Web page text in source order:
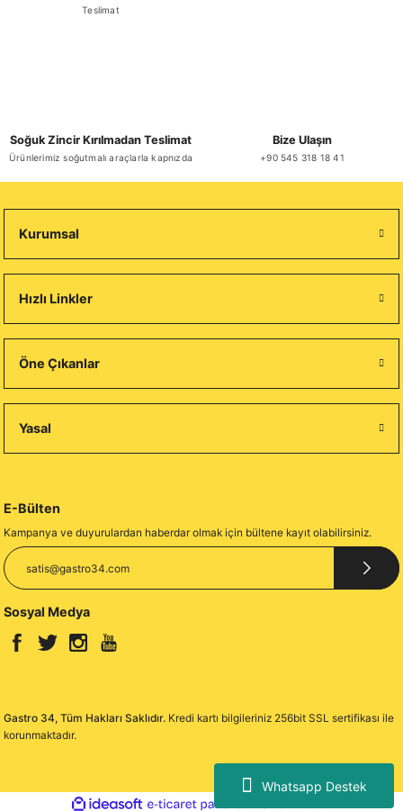
Whatsapp Destek
Teslimat
Soğuk Zincir Kırılmadan Teslimat
Ürünlerimiz soğutmalı araçlarla kapnızda
Bize Ulaşın
+90 545 318 18 41
Kurumsal
Hızlı Linkler
Öne Çıkanlar
Yasal
E-Bülten
Kampanya ve duyurulardan haberdar olmak için bültene kayıt olabilirsiniz.
Sosyal Medya
Gastro 34, Tüm Hakları Saklıdır. Kredi kartı bilgileriniz 256bit SSL sertifikası ile
korunmaktadır.
ideasoft